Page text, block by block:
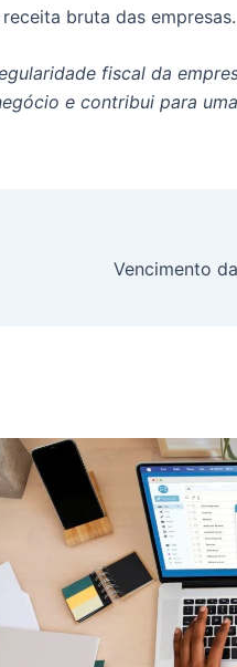
bruta das empresas.
fiscal da
e contribui para